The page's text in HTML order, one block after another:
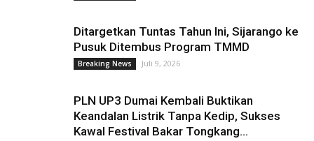
Ditargetkan Tuntas Tahun Ini, Sijarango ke
Pusuk Ditembus Program TMMD
Breaking News Juli 9, 2026
PLN UP3 Dumai Kembali Buktikan
Keandalan Listrik Tanpa Kedip, Sukses
Kawal Festival Bakar Tongkang...